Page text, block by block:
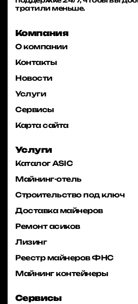
тратили меньше.
Компания
О компании
Контакты
Новости
Услуги
Сервисы
Карта сайта
Услуги
Каталог ASIC
Майнинг-отель
Строительство под ключ
Доставка майнеров
Ремонт асиков
Лизинг
Реестр майнеров ФНС
Майнинг контейнеры
Сервисы